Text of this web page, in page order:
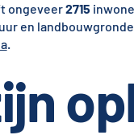
ongeveer2715
en
.